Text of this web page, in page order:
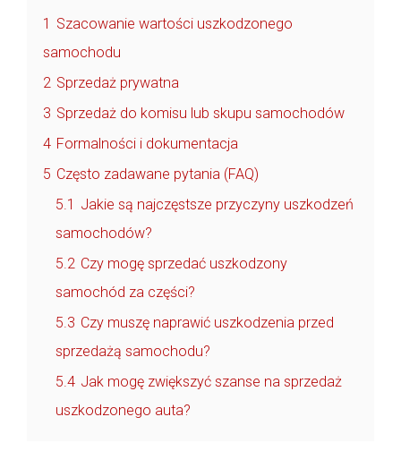
1 Szacowanie wartości uszkodzonego
samochodu
2 Sprzedaż prywatna
3 Sprzedaż do komisu lub skupu samochodów
4 Formalności i dokumentacja
5 Często zadawane pytania (FAQ)
5.1 Jakie są najczęstsze przyczyny uszkodzeń
samochodów?
5.2 Czy mogę sprzedać uszkodzony
samochód za części?
5.3 Czy muszę naprawić uszkodzenia przed
sprzedażą samochodu?
5.4 Jak mogę zwiększyć szanse na sprzedaż
uszkodzonego auta?